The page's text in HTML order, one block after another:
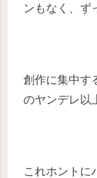
ンもなく、ず
創作に集中す
のヤンデレ以
これホントに